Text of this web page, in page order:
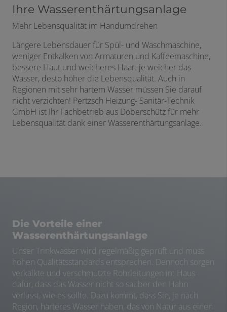
Ihre Wasserenthärtungsanlage
Mehr Lebensqualität im Handumdrehen
Längere Lebensdauer für Spül- und Waschmaschine,
weniger Entkalken von Armaturen und Kaffeemaschine,
bessere Haut und weicheres Haar: je weicher das
Wasser, desto höher die Lebensqualität. Auch in
Regionen mit sehr hartem Wasser müssen Sie darauf
nicht verzichten! Pertzsch Heizung- Sanitär-Technik
GmbH ist Ihr Fachbetrieb aus Doberschütz für mehr
Lebensqualität dank einer Wasserenthärtungsanlage.
Die Vorteile einer
Wasserenthärtungsanlage
Unser Trinkwasser wird regelmäßig geprüft und muss
hohen Qualitätsstandards entsprechen. Dennoch sorgen
verkalkte und verschmutzte Rohrleitungen im Haus
dafür, dass das Wasser nicht so sauber den Hahn
verlässt, wie es sollte. Dazu kommt, dass Sie, je nach
Region, härteres Wasser haben, das von Natur aus einen